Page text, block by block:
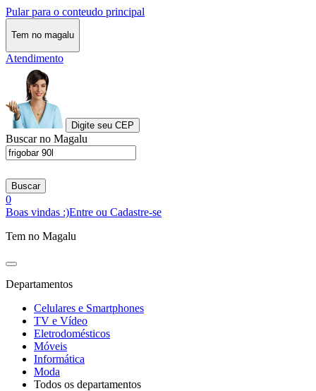
Pular para o conteudo principal
Tem no magalu
Atendimento
Digite seu CEP
Buscar no Magalu
Buscar
0
Boas vindas :)Entre ou Cadastre-se
Tem no Magalu
Departamentos
Celulares e Smartphones
TV e Vídeo
Eletrodomésticos
Móveis
Informática
Moda
Todos os departamentos